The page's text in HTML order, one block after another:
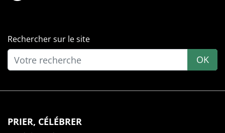
Rechercher sur le site
OK
PRIER, CÉLÉBRER